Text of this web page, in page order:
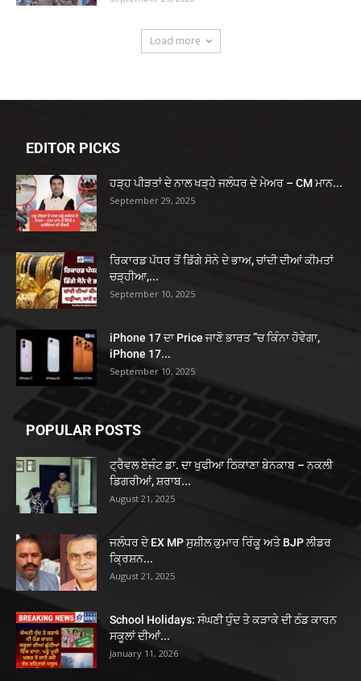
Load more
EDITOR PICKS
ਹੜ੍ਹ ਪੀੜਤਾਂ ਦੇ ਨਾਲ ਖੜ੍ਹੇ ਜਲੰਧਰ ਦੇ ਮੇਅਰ – CM ਮਾਨ...
September 29, 2025
ਰਿਕਾਰਡ ਪੱਧਰ ਤੋਂ ਡਿੱਗੇ ਸੋਨੇ ਦੇ ਭਾਅ, ਚਾਂਦੀ ਦੀਆਂ ਕੀਮਤਾਂ
ਚੜ੍ਹੀਆ,...
September 10, 2025
iPhone 17 ਦਾ Price ਜਾਣੋ ਭਾਰਤ ”ਚ ਕਿੰਨਾ ਹੋਵੇਗਾ,
iPhone 17...
September 10, 2025
POPULAR POSTS
ਟ੍ਰੈਵਲ ਏਜੰਟ ਡਾ. ਦਾ ਖੁਫੀਆ ਠਿਕਾਣਾ ਬੇਨਕਾਬ – ਨਕਲੀ
ਡਿਗਰੀਆਂ, ਸ਼ਰਾਬ...
August 21, 2025
ਜਲੰਧਰ ਦੇ EX MP ਸੁਸ਼ੀਲ ਕੁਮਾਰ ਰਿੰਕੂ ਅਤੇ BJP ਲੀਡਰ
ਕ੍ਰਿਸ਼ਨ...
August 21, 2025
School Holidays: ਸੰਘਣੀ ਧੁੰਦ ਤੇ ਕੜਾਕੇ ਦੀ ਠੰਡ ਕਾਰਨ
ਸਕੂਲਾਂ ਦੀਆਂ...
January 11, 2026